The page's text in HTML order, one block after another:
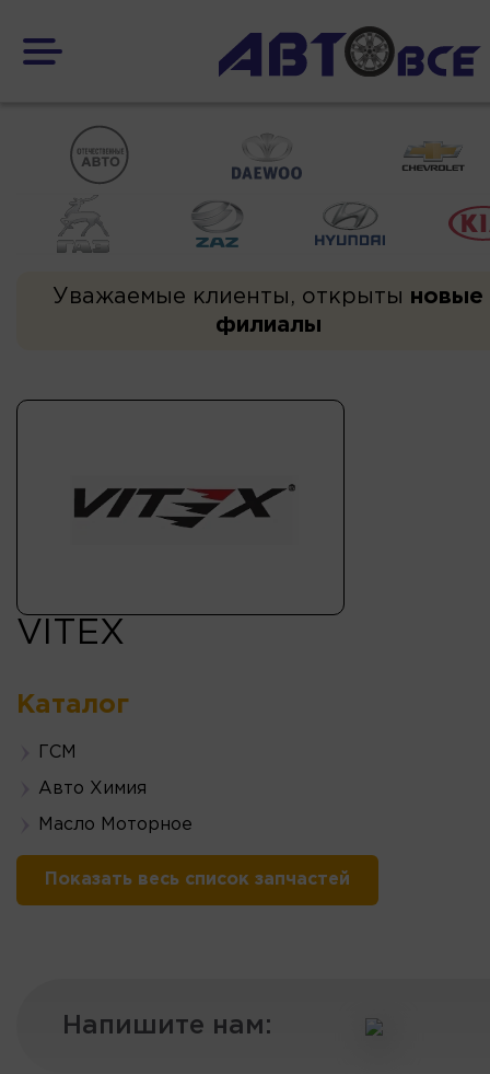
Уважаемые клиенты, открыты новые
филиалы
VITEX
Каталог
ГСМ
Авто Химия
Масло Моторное
Показать весь список запчастей
Напишите нам: